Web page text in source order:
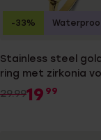
Stainless steel
ring met zirkonia
29.9919 99
-33%